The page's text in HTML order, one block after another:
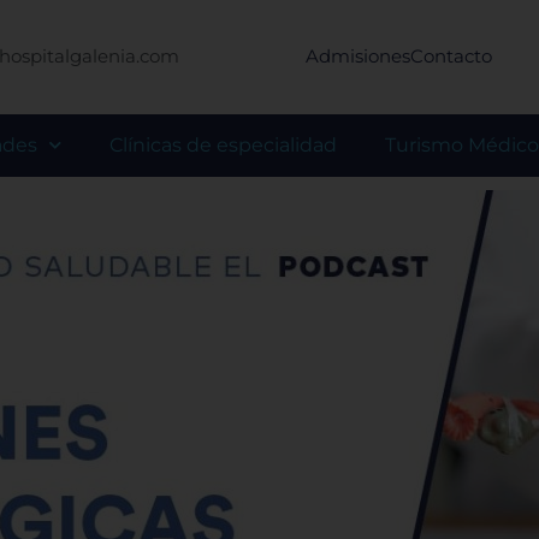
AdmisionesContacto
Clínicas de especialidad Turismo Médico